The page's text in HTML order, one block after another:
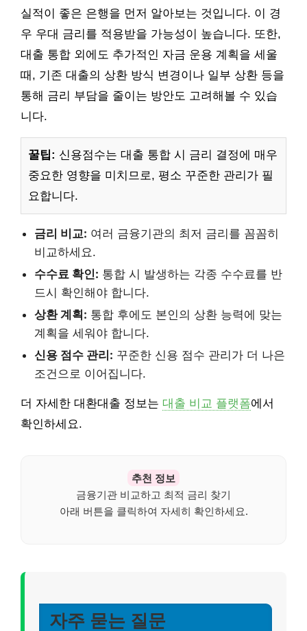
실적이 좋은 은행을 먼저 알아보는 것입니다. 이 경
우 우대 금리를 적용받을 가능성이 높습니다. 또한,
대출 통합 외에도 추가적인 자금 운용 계획을 세울
때, 기존 대출의 상환 방식 변경이나 일부 상환 등을
통해 금리 부담을 줄이는 방안도 고려해볼 수 있습
니다.
꿀팁: 신용점수는 대출 통합 시 금리 결정에 매우
중요한 영향을 미치므로, 평소 꾸준한 관리가 필
요합니다.
금리 비교: 여러 금융기관의 최저 금리를 꼼꼼히
비교하세요.
수수료 확인: 통합 시 발생하는 각종 수수료를 반
드시 확인해야 합니다.
상환 계획: 통합 후에도 본인의 상환 능력에 맞는
계획을 세워야 합니다.
신용 점수 관리: 꾸준한 신용 점수 관리가 더 나은
조건으로 이어집니다.
더 자세한 대환대출 정보는 대출 비교 플랫폼에서
확인하세요.
추천 정보
금융기관 비교하고 최적 금리 찾기
아래 버튼을 클릭하여 자세히 확인하세요.
자주 묻는 질문